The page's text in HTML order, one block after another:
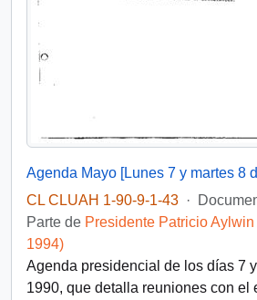
Agenda Mayo [Lunes 7 y martes 8
CL CLUAH 1-90-9-1-43 ·
Parte de Presidente Patricio
1994)
Agenda presidencial de los días 7
1990, que detalla reuniones con el